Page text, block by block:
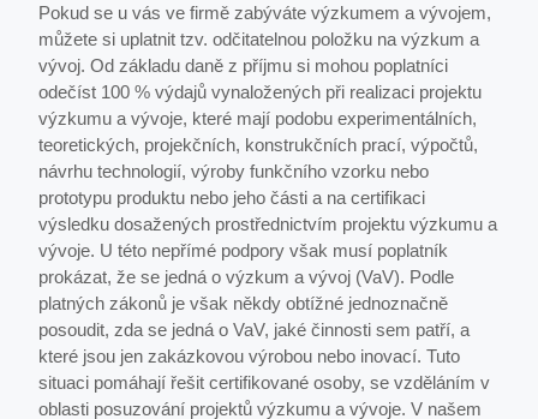
Pokud se u vás ve firmě zabýváte výzkumem a vývojem,
můžete si uplatnit tzv. odčitatelnou položku na výzkum a
vývoj. Od základu daně z příjmu si mohou poplatníci
odečíst 100 % výdajů vynaložených při realizaci projektu
výzkumu a vývoje, které mají podobu experimentálních,
teoretických, projekčních, konstrukčních prací, výpočtů,
návrhu technologií, výroby funkčního vzorku nebo
prototypu produktu nebo jeho části a na certifikaci
výsledku dosažených prostřednictvím projektu výzkumu a
vývoje. U této nepřímé podpory však musí poplatník
prokázat, že se jedná o výzkum a vývoj (VaV). Podle
platných zákonů je však někdy obtížné jednoznačně
posoudit, zda se jedná o VaV, jaké činnosti sem patří, a
které jsou jen zakázkovou výrobou nebo inovací. Tuto
situaci pomáhají řešit certifikované osoby, se vzděláním v
oblasti posuzování projektů výzkumu a vývoje. V našem